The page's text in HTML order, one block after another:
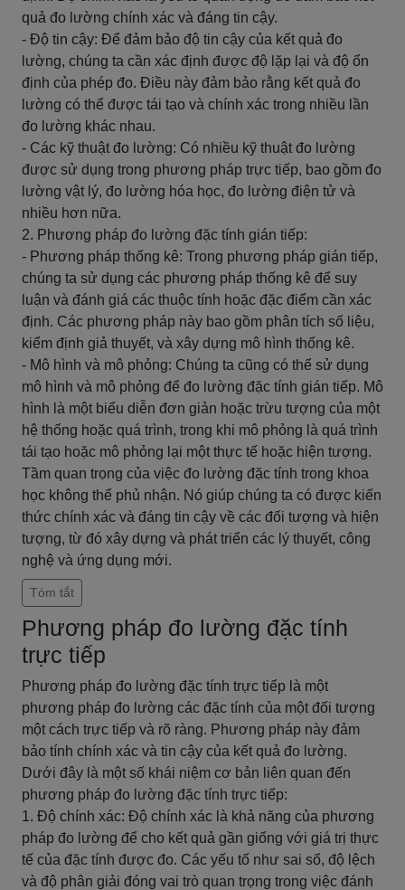
quả đo lường chính xác và đáng tin cậy.
- Độ tin cậy: Để đảm bảo độ tin cậy của kết quả đo
lường, chúng ta cần xác định được độ lặp lại và độ ổn
định của phép đo. Điều này đảm bảo rằng kết quả đo
lường có thể được tái tạo và chính xác trong nhiều lần
đo lường khác nhau.
- Các kỹ thuật đo lường: Có nhiều kỹ thuật đo lường
được sử dụng trong phương pháp trực tiếp, bao gồm đo
lường vật lý, đo lường hóa học, đo lường điện tử và
nhiều hơn nữa.
2. Phương pháp đo lường đặc tính gián tiếp:
- Phương pháp thống kê: Trong phương pháp gián tiếp,
chúng ta sử dụng các phương pháp thống kê để suy
luận và đánh giá các thuộc tính hoặc đặc điểm cần xác
định. Các phương pháp này bao gồm phân tích số liệu,
kiểm định giả thuyết, và xây dựng mô hình thống kê.
- Mô hình và mô phỏng: Chúng ta cũng có thể sử dụng
mô hình và mô phỏng để đo lường đặc tính gián tiếp. Mô
hình là một biểu diễn đơn giản hoặc trừu tượng của một
hệ thống hoặc quá trình, trong khi mô phỏng là quá trình
tái tạo hoặc mô phỏng lại một thực tế hoặc hiện tượng.
Tầm quan trọng của việc đo lường đặc tính trong khoa
học không thể phủ nhận. Nó giúp chúng ta có được kiến
thức chính xác và đáng tin cậy về các đối tượng và hiện
tượng, từ đó xây dựng và phát triển các lý thuyết, công
nghệ và ứng dụng mới.
Tóm tắt
Phương pháp đo lường đặc tính
trực tiếp
Phương pháp đo lường đặc tính trực tiếp là một
phương pháp đo lường các đặc tính của một đối tượng
một cách trực tiếp và rõ ràng. Phương pháp này đảm
bảo tính chính xác và tin cậy của kết quả đo lường.
Dưới đây là một số khái niệm cơ bản liên quan đến
phương pháp đo lường đặc tính trực tiếp:
1. Độ chính xác: Độ chính xác là khả năng của phương
pháp đo lường để cho kết quả gần giống với giá trị thực
tế của đặc tính được đo. Các yếu tố như sai số, độ lệch
và độ phân giải đóng vai trò quan trọng trong việc đánh